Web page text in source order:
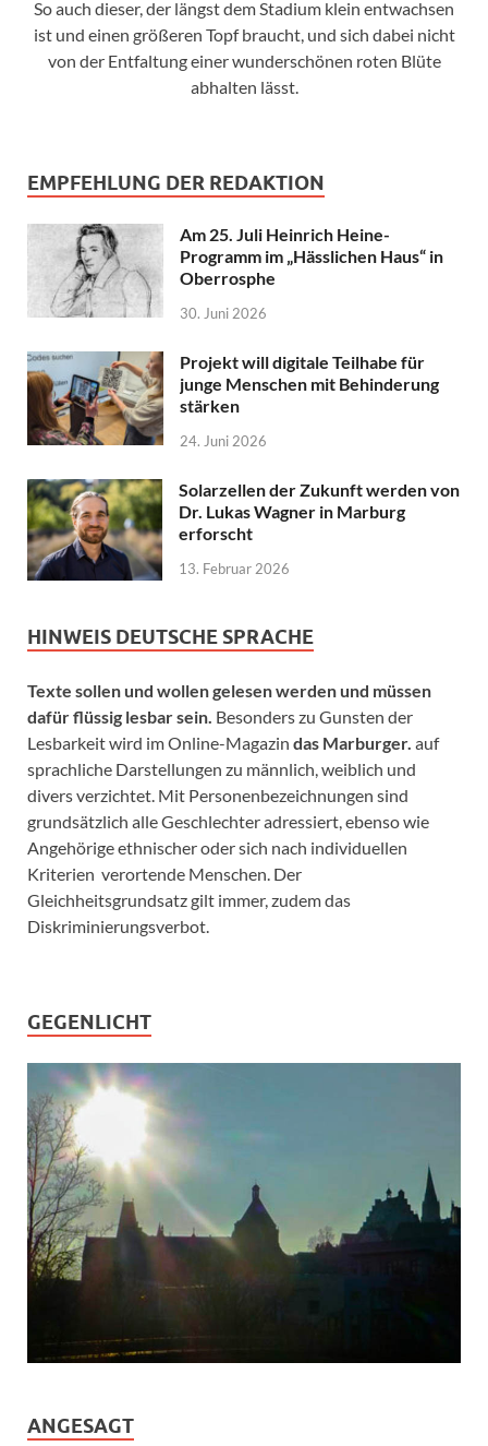
So auch dieser, der längst dem Stadium klein entwachsen
ist und einen größeren Topf braucht, und sich dabei nicht
von der Entfaltung einer wunderschönen roten Blüte
abhalten lässt.
EMPFEHLUNG DER REDAKTION
Am 25. Juli Heinrich Heine-
Programm im „Hässlichen Haus“ in
Oberrosphe
30. Juni 2026
Projekt will digitale Teilhabe für
junge Menschen mit Behinderung
stärken
24. Juni 2026
Solarzellen der Zukunft werden von
Dr. Lukas Wagner in Marburg
erforscht
13. Februar 2026
HINWEIS DEUTSCHE SPRACHE
Texte sollen und wollen gelesen werden und müssen
dafür flüssig lesbar sein. Besonders zu Gunsten der
Lesbarkeit wird im Online-Magazin das Marburger. auf
sprachliche Darstellungen zu männlich, weiblich und
divers verzichtet. Mit Personenbezeichnungen sind
grundsätzlich alle Geschlechter adressiert, ebenso wie
Angehörige ethnischer oder sich nach individuellen
Kriterien verortende Menschen. Der
Gleichheitsgrundsatz gilt immer, zudem das
Diskriminierungsverbot.
GEGENLICHT
ANGESAGT